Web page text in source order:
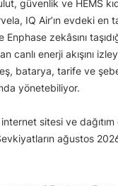
güvenlik ve HEMS
IQ Air’ın evdeki en
zekâsını
canlı enerji akışını
batarya, tarife ve
yönetebiliyor.
sitesi ve
ağustos